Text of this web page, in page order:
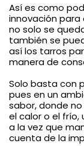
Así es como
innovación para
no solo se
también se
así los tarros
manera de
Solo basta con
pues en un
sabor, donde
el calor o el
a la vez que
cuenta de la